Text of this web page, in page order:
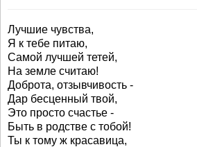
Лучшие чувства,
Я к тебе питаю,
Самой лучшей тетей,
На земле считаю!
Доброта, отзывчивость -
Дар бесценный твой,
Это просто счастье -
Быть в родстве с тобой!
Ты к тому ж красавица,